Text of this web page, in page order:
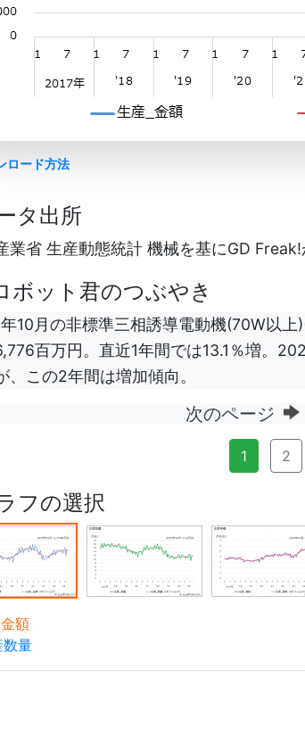
ロード方法
タ出所
業省 生産動態統計 機械を基にGD
ボット君のつぶやき
10月の非標準三相誘導電動機(70W以
百万円。直近1年間では13.1％増。
、この2年間は増加傾向。
次のページ
1 2
フの選択
金額
数量